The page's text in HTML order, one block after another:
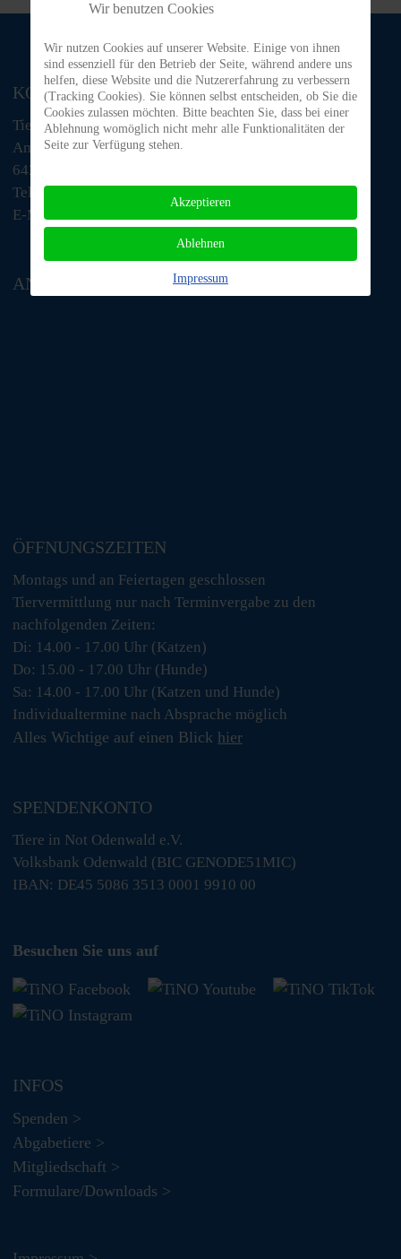
KONTAKT
Tiere in Not Odenwald e.V.
Am Morsberg 1
64385 Reichelsheim
Telefon: 06063 / 939 848
E-Mail: tino@tiere-in-not-odenwald.de
ANFAHRT
ÖFFNUNGSZEITEN
Montags und an Feiertagen geschlossen
Tiervermittlung nur nach Terminvergabe zu den
nachfolgenden Zeiten:
Di: 14.00 - 17.00 Uhr (Katzen)
Do: 15.00 - 17.00 Uhr (Hunde)
Sa: 14.00 - 17.00 Uhr (Katzen und Hunde)
Individualtermine nach Absprache möglich
Alles Wichtige auf einen Blick hier
SPENDENKONTO
Tiere in Not Odenwald e.V.
Volksbank Odenwald (BIC GENODE51MIC)
IBAN: DE45 5086 3513 0001 9910 00
Besuchen Sie uns auf
INFOS
Spenden >
Abgabetiere >
Mitgliedschaft >
Formulare/Downloads >
Wir benutzen Cookies
Wir nutzen Cookies auf unserer Website. Einige von ihnen
sind essenziell für den Betrieb der Seite, während andere uns
helfen, diese Website und die Nutzererfahrung zu verbessern
(Tracking Cookies). Sie können selbst entscheiden, ob Sie die
Cookies zulassen möchten. Bitte beachten Sie, dass bei einer
Ablehnung womöglich nicht mehr alle Funktionalitäten der
Seite zur Verfügung stehen.
Akzeptieren
Ablehnen
Impressum